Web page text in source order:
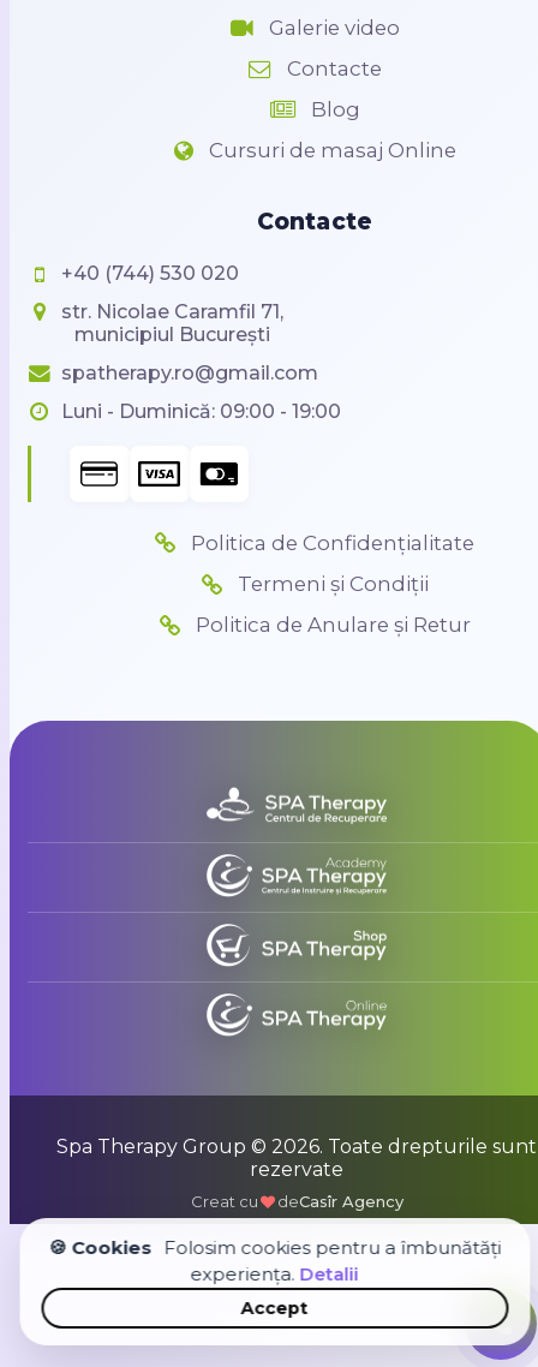
Galerie video
Contacte
Blog
Cursuri de masaj Online
Contacte
+40 (744) 530 020
str. Nicolae Caramfil 71,
municipiul București
spatherapy.ro@gmail.com
Luni - Duminică: 09:00 - 19:00
Politica de Confidențialitate
Termeni și Condiții
Politica de Anulare și Retur
Spa Therapy Group © 2026. Toate drepturile sunt
rezervate
Creat cu deCasîr Agency
🍪 Cookies
Folosim cookies pentru a îmbunătăți
experiența. Detalii
Accept